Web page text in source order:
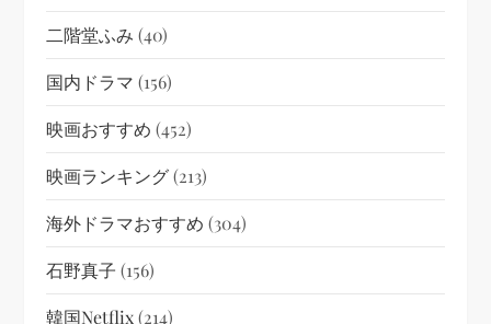
二階堂ふみ (40)
国内ドラマ (156)
映画おすすめ (452)
映画ランキング(213)
海外ドラマおすすめ (304)
石野真子 (156)
韓国netflix(214)